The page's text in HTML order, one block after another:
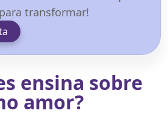
transformar!
ensina sobre
amor?